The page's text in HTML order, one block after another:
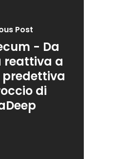
Post
- Da
a
di